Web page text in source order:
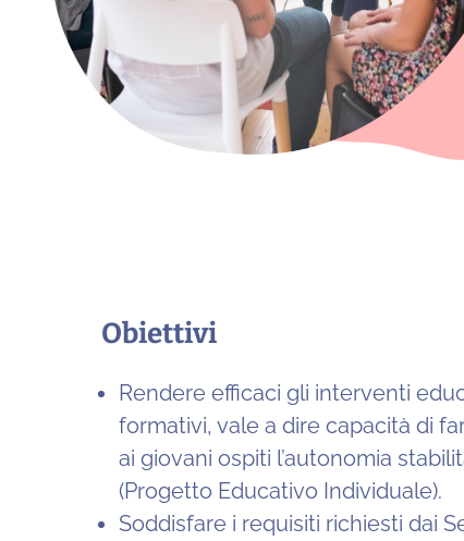
Obiettivi
Rendere efficaci gli interventi
formativi, vale a dire capacità di
ai giovani ospiti l’autonomia
(Progetto Educativo Individuale).
Soddisfare i requisiti richiesti dai